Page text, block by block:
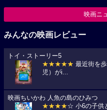
映画ニ
みんなの映画レビュー
トイ・ストーリー5
★★★★★ 最近街を
児）がi...
映画ちいかわ 人魚の島のひみつ
★★★★☆ 小6の子供